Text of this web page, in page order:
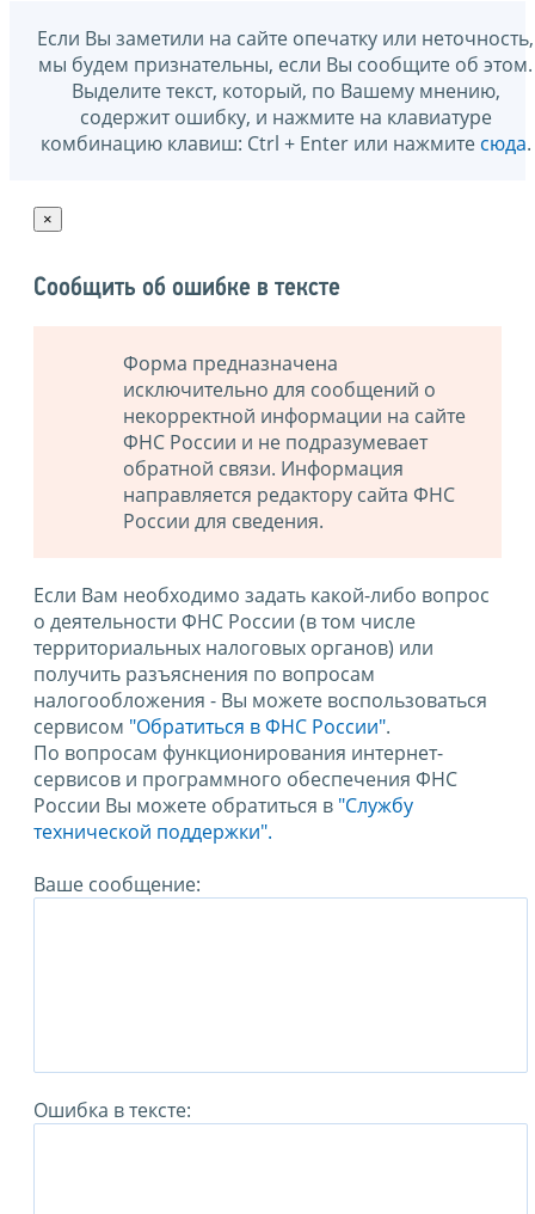
Если Вы заметили на сайте опечатку или неточность,
мы будем признательны, если Вы сообщите об этом.
Выделите текст, который, по Вашему мнению,
содержит ошибку, и нажмите на клавиатуре
комбинацию клавиш: Ctrl + Enter или нажмите сюда.
×
Сообщить об ошибке в тексте
Форма предназначена
исключительно для сообщений о
некорректной информации на сайте
ФНС России и не подразумевает
обратной связи. Информация
направляется редактору сайта ФНС
России для сведения.
Если Вам необходимо задать какой-либо вопрос
о деятельности ФНС России (в том числе
территориальных налоговых органов) или
получить разъяснения по вопросам
налогообложения - Вы можете воспользоваться
сервисом "Обратиться в ФНС России".
По вопросам функционирования интернет-
сервисов и программного обеспечения ФНС
России Вы можете обратиться в "Службу
технической поддержки".
Ваше сообщение:
Ошибка в тексте: